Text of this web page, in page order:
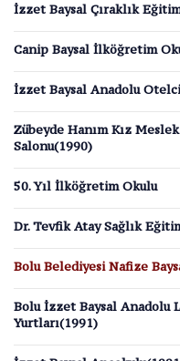
İzzet Baysal Çıraklık
Canip Baysal İlköğretim
İzzet Baysal Anadolu
Zübeyde Hanım Kız
Salonu(1990)
50. Yıl İlköğretim Okulu
Dr. Tevfik Atay Sağlık
Bolu Belediyesi Nafize
Bolu İzzet Baysal Anadolu
Yurtları(1991)